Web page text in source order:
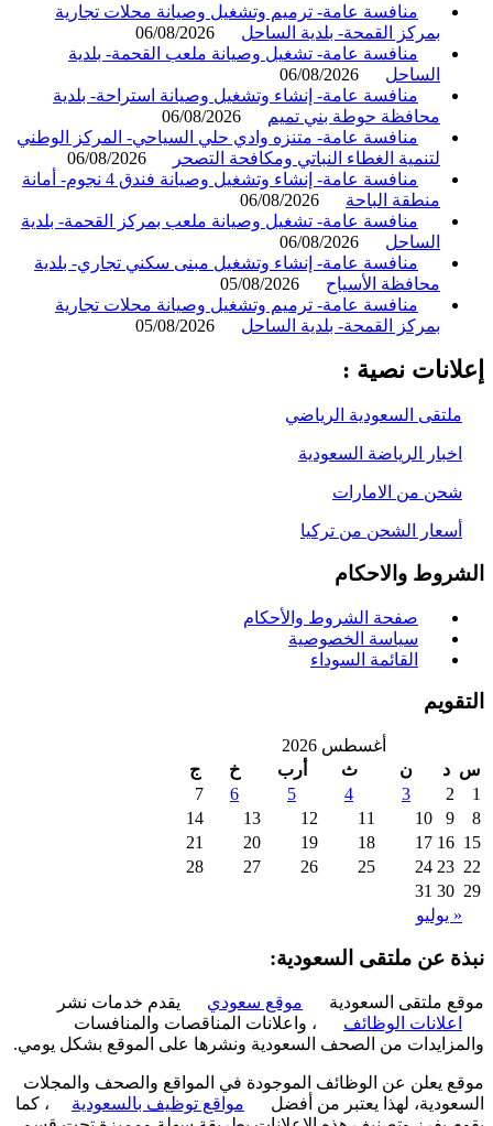
منافسة عامة- ترميم وتشغيل وصيانة محلات تجارية
بمركز القمحة- بلدية الساحل
06/08/2026
منافسة عامة- تشغيل وصيانة ملعب القحمة- بلدية
الساحل
06/08/2026
منافسة عامة- إنشاء وتشغيل وصيانة استراحة- بلدية
محافظة حوطة بني تميم
06/08/2026
منافسة عامة- متنزه وادي حلي السياحي- المركز الوطني
لتنمية الغطاء النباتي ومكافحة التصحر
06/08/2026
منافسة عامة- إنشاء وتشغيل وصيانة فندق 4 نجوم- أمانة
منطقة الباحة
06/08/2026
منافسة عامة- تشغيل وصيانة ملعب بمركز القحمة- بلدية
الساحل
06/08/2026
منافسة عامة- إنشاء وتشغيل مبنى سكني تجاري- بلدية
محافظة الأسياح
05/08/2026
منافسة عامة- ترميم وتشغيل وصيانة محلات تجارية
بمركز القمحة- بلدية الساحل
05/08/2026
نصية :
السعودية الرياضي
الرياضة السعودية
من الامارات
الشحن من تركيا
والاحكام
صفحة الشروط والأحكام
سياسة الخصوصية
القائمة السوداء
أغسطس 2026
د
ن
ج
7
10
16
17
23
24
30
31
يوليو
عن ملتقى السعودية:
ملتقى السعودية موقع سعودي
يقدم خدمات نشر
الوظائف
، واعلانات المناقصات والمنافسات
من الصحف السعودية ونشرها على الموقع بشكل يومي.
يعلن عن الوظائف الموجودة في المواقع والصحف والمجلات
لهذا يعتبر من أفضل
مواقع توظيف بالسعودية
، كما